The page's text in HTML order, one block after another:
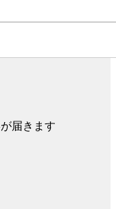
届きます